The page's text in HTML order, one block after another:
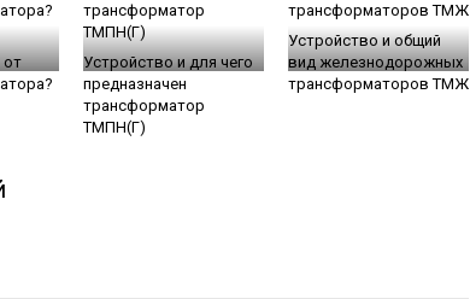
от
Устройство и для чего
предназначен
трансформатор
ТМПН(Г)
Устройство и общий
вид железнодорожных
трансформаторов ТМЖ